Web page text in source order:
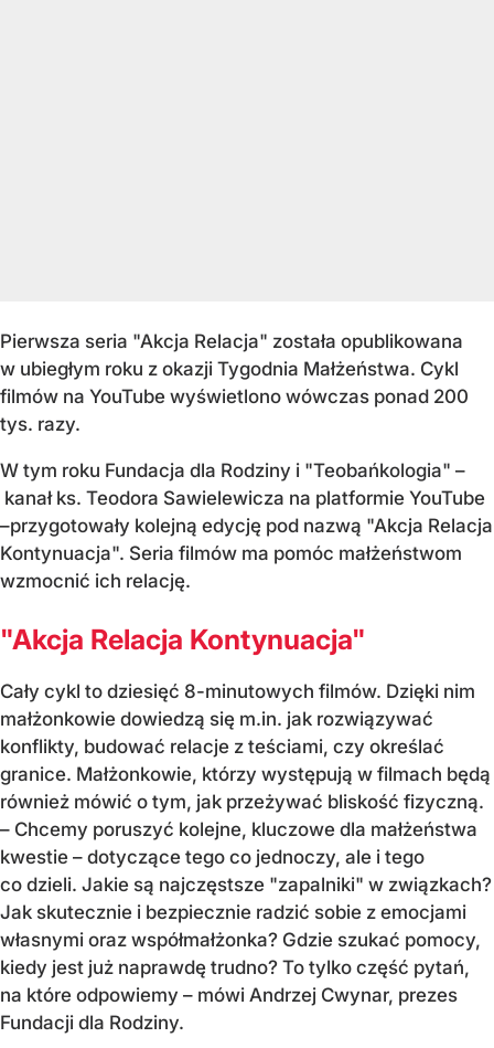
Pierwsza seria "Akcja Relacja" została opublikowana
w ubiegłym roku z okazji Tygodnia Małżeństwa. Cykl
filmów na YouTube wyświetlono wówczas ponad 200
tys. razy.
W tym roku Fundacja dla Rodziny i "Teobańkologia" –
kanał ks. Teodora Sawielewicza na platformie YouTube
–przygotowały kolejną edycję pod nazwą "Akcja Relacja
Kontynuacja". Seria filmów ma pomóc małżeństwom
wzmocnić ich relację.
"Akcja Relacja Kontynuacja"
Cały cykl to dziesięć 8-minutowych filmów. Dzięki nim
małżonkowie dowiedzą się m.in. jak rozwiązywać
konflikty, budować relacje z teściami, czy określać
granice. Małżonkowie, którzy występują w filmach będą
również mówić o tym, jak przeżywać bliskość fizyczną.
– Chcemy poruszyć kolejne, kluczowe dla małżeństwa
kwestie – dotyczące tego co jednoczy, ale i tego
co dzieli. Jakie są najczęstsze "zapalniki" w związkach?
Jak skutecznie i bezpiecznie radzić sobie z emocjami
własnymi oraz współmałżonka? Gdzie szukać pomocy,
kiedy jest już naprawdę trudno? To tylko część pytań,
na które odpowiemy – mówi Andrzej Cwynar, prezes
Fundacji dla Rodziny.